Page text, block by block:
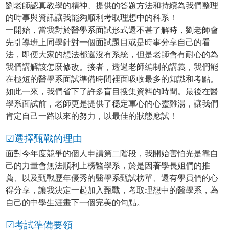
劉老師認真教學的精神、提供的答題方法和持續為我們整理
的時事與資訊讓我能夠順利考取理想中的科系！
一開始，當我對於醫學系面試形式還不甚了解時，劉老師會
先引導班上同學針對一個面試題目或是時事分享自己的看
法，即便大家的想法都還沒有系統，但是老師會有耐心的為
我們講解該怎麼修改。接者，透過老師編制的講義，我們能
在極短的醫學系面試準備時間裡面吸收最多的知識和考點。
如此一來，我們省下了許多盲目搜集資料的時間。最後在醫
學系面試前，老師更是提供了穩定軍心的心靈雞湯，讓我們
肯定自己一路以來的努力，以最佳的狀態應試！
☑選擇甄戰的理由
面對今年度競爭的個人申請第二階段，我開始害怕光是靠自
己的力量會無法順利上榜醫學系，於是因著學長姐們的推
薦、以及甄戰歷年優秀的醫學系甄試榜單、還有學員們的心
得分享，讓我決定一起加入甄戰，考取理想中的醫學系，為
自己的中學生涯畫下一個完美的句點。
☑考試準備要領